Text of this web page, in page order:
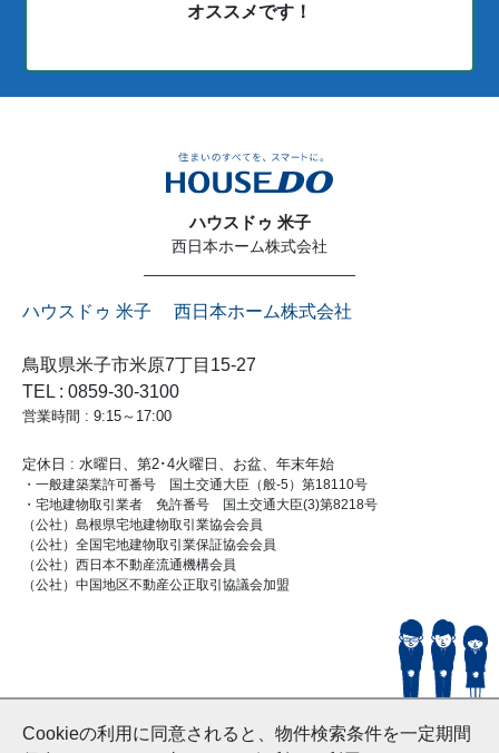
Cookieの利用に同意されると、物件検索条件を一定期間
オススメです！
ハウスドゥ 米子
西日本ホーム株式会社
ハウスドゥ 米子 西日本ホーム株式会社
鳥取県米子市米原7丁目15-27
TEL : 0859-30-3100
営業時間 : 9:15～17:00
定休日 : 水曜日、第2･4火曜日、お盆、年末年始
・一般建築業許可番号 国土交通大臣（般-5）第18110号
・宅地建物取引業者 免許番号 国土交通大臣(3)第8218号
（公社）島根県宅地建物取引業協会会員
（公社）全国宅地建物取引業保証協会会員
（公社）西日本不動産流通機構会員
（公社）中国地区不動産公正取引協議会加盟
© HouseDoYonago